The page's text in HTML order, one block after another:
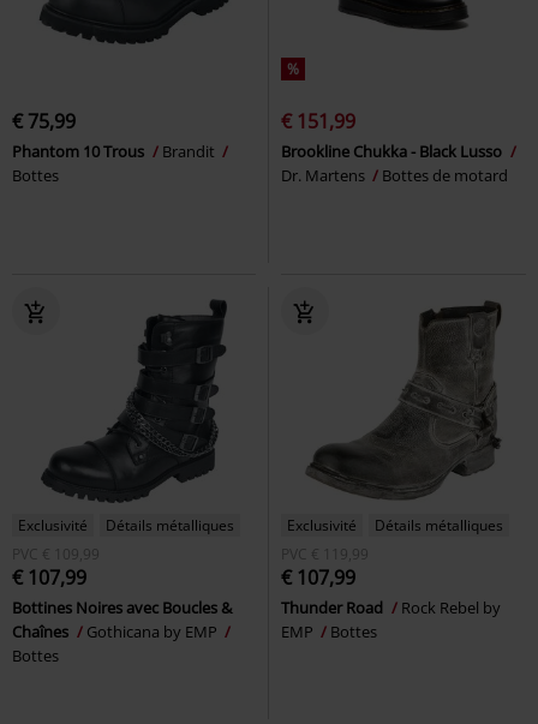
€ 75,99
Phantom 10 Trous
Brandit
Bottes
%
€ 151,99
Brookline Chukka - Black Lusso
Dr. Martens
Bottes de motard
Exclusivité
Détails métalliques
PVC € 109,99
€ 107,99
Bottines Noires avec Boucles &
Chaînes
Gothicana by EMP
Bottes
Exclusivité
Détails métalliques
PVC € 119,99
€ 107,99
Thunder Road
Rock Rebel by
EMP
Bottes